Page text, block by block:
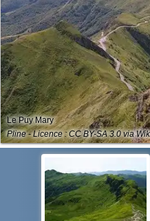
Le Puy Mary
Pline - Licence : CC BY-SA 3.0 via